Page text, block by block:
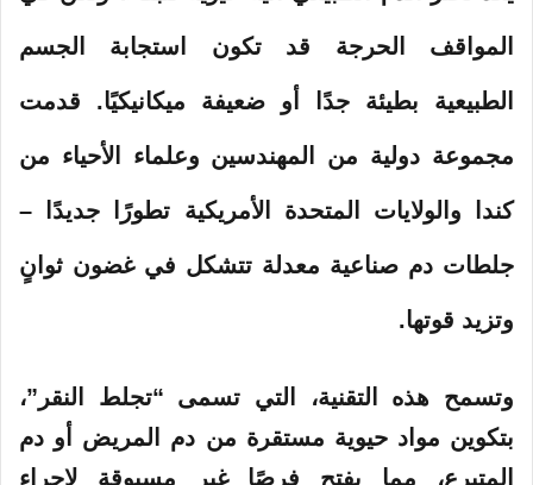
المواقف الحرجة قد تكون استجابة الجسم
الطبيعية بطيئة جدًا أو ضعيفة ميكانيكيًا. قدمت
مجموعة دولية من المهندسين وعلماء الأحياء من
كندا والولايات المتحدة الأمريكية تطورًا جديدًا –
جلطات دم صناعية معدلة تتشكل في غضون ثوانٍ
وتزيد قوتها.
وتسمح هذه التقنية، التي تسمى “تجلط النقر”،
بتكوين مواد حيوية مستقرة من دم المريض أو دم
المتبرع، مما يفتح فرصًا غير مسبوقة لإجراء